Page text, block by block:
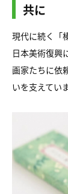
共に
現代に続く「
日本美術復興
画家たちに依
いを支えてい